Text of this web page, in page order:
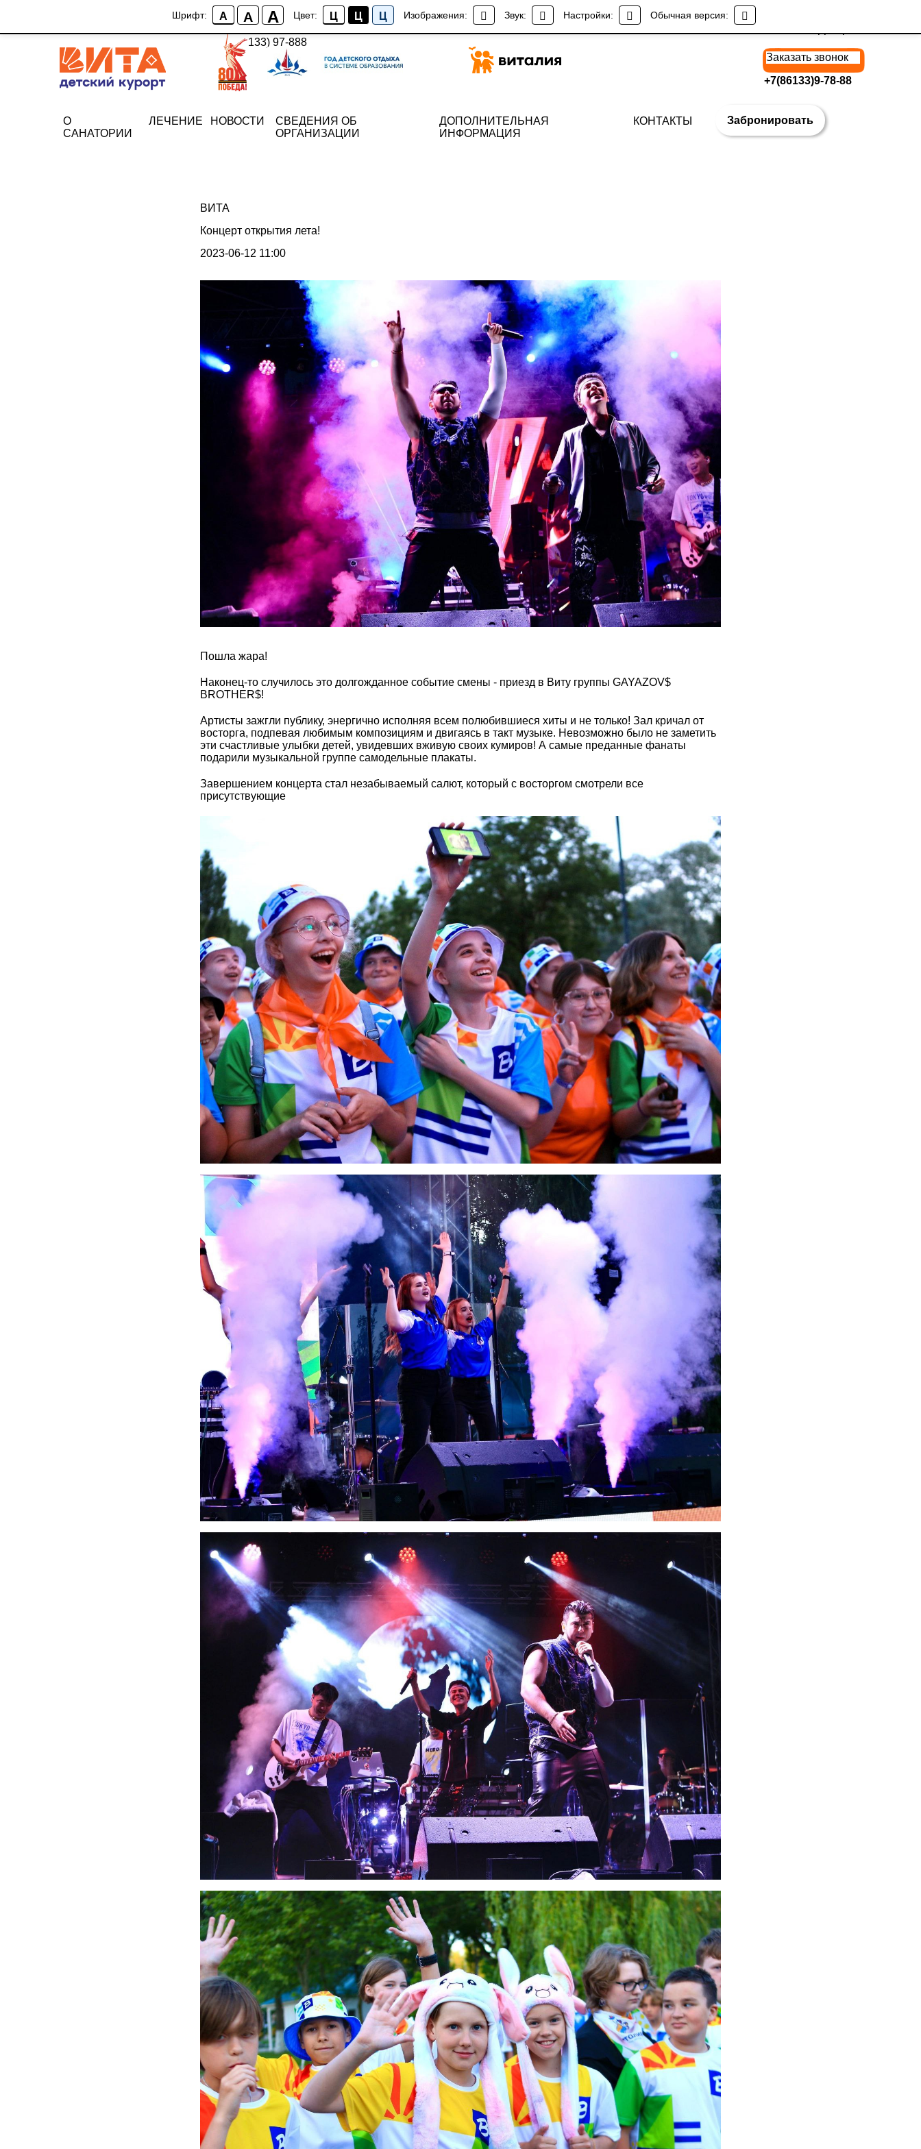
Шрифт: A A A Цвет: Ц Ц Ц Изображения: Звук: Настройки: Обычная версия:
+7 (86133) 97-888
Заказать звонок
+7(86133)9-78-88
О
САНАТОРИИ
Забронировать
КОНТАКТЫ
НОВОСТИ
СВЕДЕНИЯ ОБ
ОРГАНИЗАЦИИ
ДОПОЛНИТЕЛЬНАЯ
ИНФОРМАЦИЯ
ЛЕЧЕНИЕ
ВИТА
Концерт открытия лета!
2023-06-12 11:00
Пошла жара!
Наконец-то случилось это долгожданное событие смены - приезд в Виту группы GAYAZOV$
BROTHER$!
Артисты зажгли публику, энергично исполняя всем полюбившиеся хиты и не только! Зал кричал от
восторга, подпевая любимым композициям и двигаясь в такт музыке. Невозможно было не заметить
эти счастливые улыбки детей, увидевших вживую своих кумиров! А самые преданные фанаты
подарили музыкальной группе самодельные плакаты.
Завершением концерта стал незабываемый салют, который с восторгом смотрели все
присутствующие